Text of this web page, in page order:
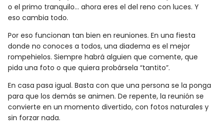
o el primo tranquilo… ahora eres el del reno con luces. Y
eso cambia todo.
Por eso funcionan tan bien en reuniones. En una fiesta
donde no conoces a todos, una diadema es el mejor
rompehielos. Siempre habrá alguien que comente, que
pida una foto o que quiera probársela “tantito”.
En casa pasa igual. Basta con que una persona se la ponga
para que los demás se animen. De repente, la reunión se
convierte en un momento divertido, con fotos naturales y
sin forzar nada.